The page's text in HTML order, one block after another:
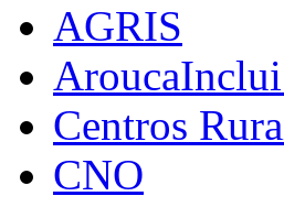
AGRIS
Centros
CNO